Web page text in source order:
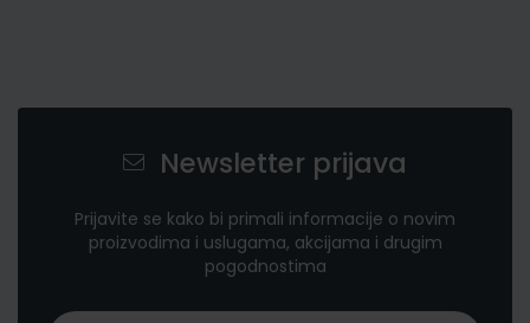
Newsletter prijava
Prijavite se kako bi primali informacije o novim
proizvodima i uslugama, akcijama i drugim
pogodnostima